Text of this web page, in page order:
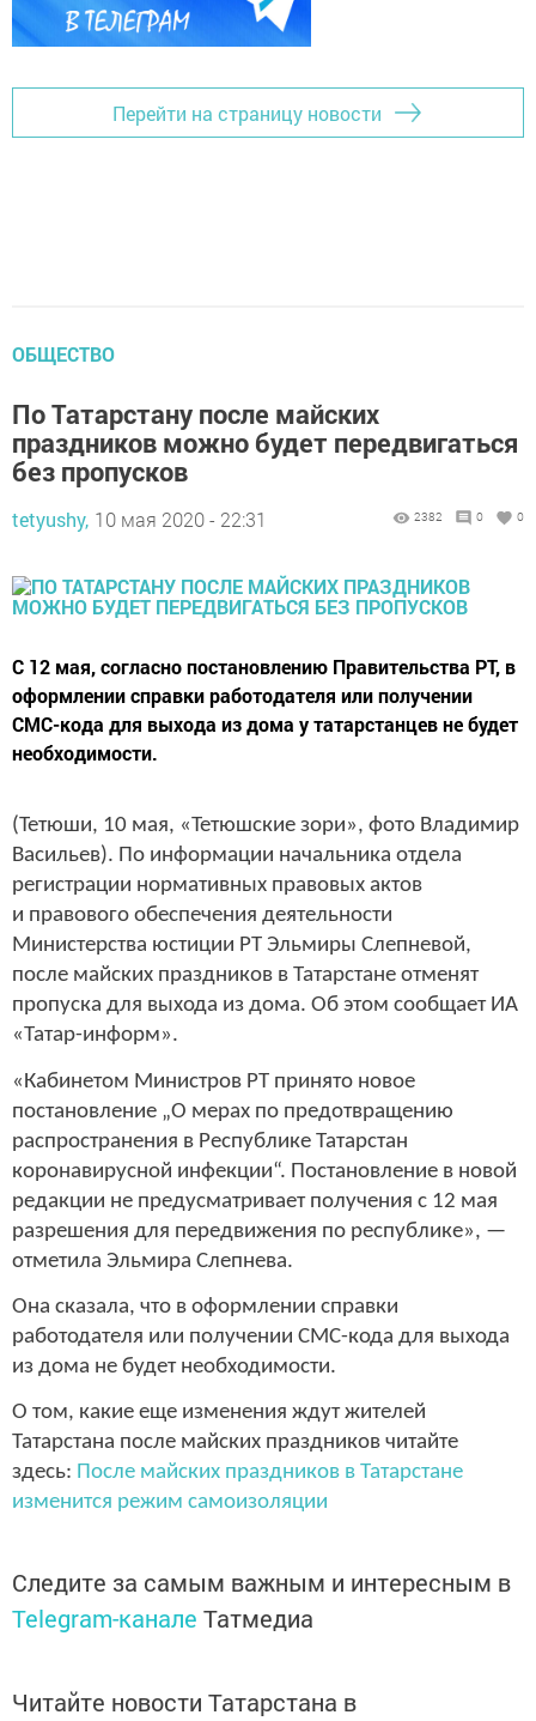
Перейти на страницу новости
ОБЩЕСТВО
По Татарстану после майских
праздников можно будет передвигаться
без пропусков
tetyushy, 10 мая 2020 - 22:31 2382 0 0
С 12 мая, согласно постановлению Правительства РТ, в
оформлении справки работодателя или получении
СМС-кода для выхода из дома у татарстанцев не будет
необходимости.
(Тетюши, 10 мая, «Тетюшские зори», фото Владимир
Васильев). По информации начальника отдела
регистрации нормативных правовых актов
и правового обеспечения деятельности
Министерства юстиции РТ Эльмиры Слепневой,
после майских праздников в Татарстане отменят
пропуска для выхода из дома. Об этом сообщает ИА
«Татар-информ».
«Кабинетом Министров РТ принято новое
постановление „О мерах по предотвращению
распространения в Республике Татарстан
коронавирусной инфекции“. Постановление в новой
редакции не предусматривает получения с 12 мая
разрешения для передвижения по республике», —
отметила Эльмира Слепнева.
Она сказала, что в оформлении справки
работодателя или получении СМС-кода для выхода
из дома не будет необходимости.
О том, какие еще изменения ждут жителей
Татарстана после майских праздников читайте
здесь: После майских праздников в Татарстане
изменится режим самоизоляции
Следите за самым важным и интересным в
Telegram-канале Татмедиа
Читайте новости Татарстана в